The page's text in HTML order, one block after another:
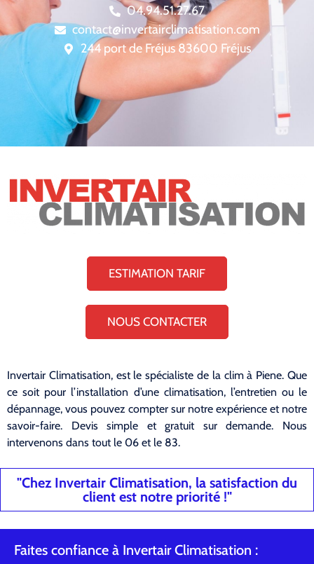
04.94.51.27.67
contact@invertairclimatisation.com
244 port de Fréjus 83600 Fréjus
ESTIMATION TARIF
NOUS CONTACTER
Invertair Climatisation, est le spécialiste de la clim à Piene. Que
ce soit pour l’installation d’une climatisation, l’entretien ou le
dépannage, vous pouvez compter sur notre expérience et notre
savoir-faire. Devis simple et gratuit sur demande. Nous
intervenons dans tout le 06 et le 83.
"Chez Invertair Climatisation, la satisfaction du
client est notre priorité !"
Faites confiance à Invertair Climatisation :